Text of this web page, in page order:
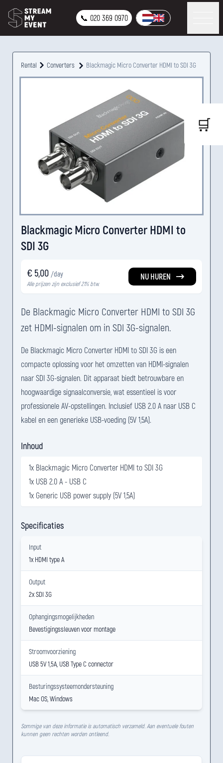
📞 020 369 0970
Rental Converters Blackmagic Micro Converter HDMI to SDI 3G
Blackmagic Micro Converter HDMI to
SDI 3G
€ 5,00 /day
Alle prijzen zijn exclusief 21% btw.
NU HUREN
De Blackmagic Micro Converter HDMI to SDI 3G
zet HDMI-signalen om in SDI 3G-signalen.
De Blackmagic Micro Converter HDMI to SDI 3G is een
compacte oplossing voor het omzetten van HDMI-signalen
naar SDI 3G-signalen. Dit apparaat biedt betrouwbare en
hoogwaardige signaalconversie, wat essentieel is voor
professionele AV-opstellingen. Inclusief USB 2.0 A naar USB C
kabel en een generieke USB-voeding (5V 1,5A).
Inhoud
1x Blackmagic Micro Converter HDMI to SDI 3G
1x USB 2.0 A - USB C
1x Generic USB power supply (5V 1,5A)
Specificaties
Input
1x HDMI type A
Output
2x SDI 3G
Ophangingsmogelijkheden
Bevestigingssleuven voor montage
Stroomvoorziening
USB 5V 1,5A, USB Type C connector
Besturingssysteemondersteuning
Mac OS, Windows
Sommige van deze informatie is automatisch verzameld. Aan eventuele fouten
kunnen geen rechten worden ontleend.
🛒